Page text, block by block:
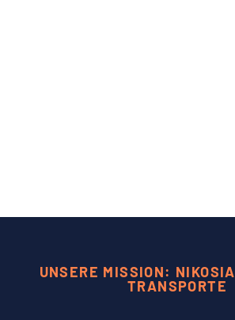
UNSERE MISSION:
TRANSPORTE